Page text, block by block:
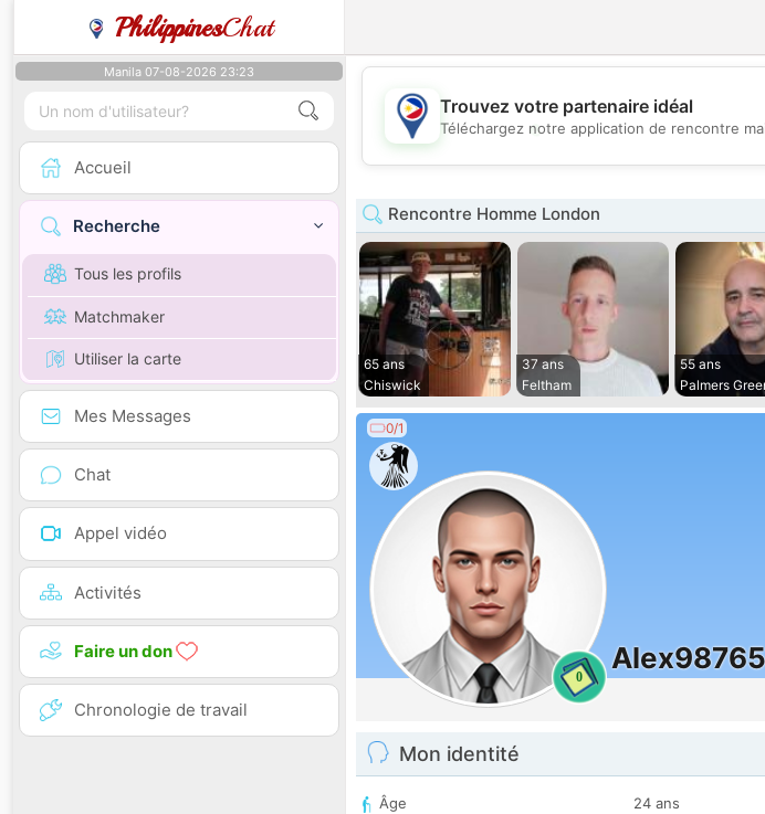
PhilippinesChat
Manila 07-08-2026 23:23
Accueil
Recherche
Tous les profils
Matchmaker
Utiliser la carte
Mes Messages
Chat
Appel vidéo
Activités
Faire un don
Chronologie de travail
Trouvez votre partenaire idéal
Téléchargez notre application de rencontre
Rencontre Homme London
65 ans
Chiswick
37 ans
Feltham
55 ans
Palmers
0/1
0
Alex98765
Mon identité
Âge
24 ans